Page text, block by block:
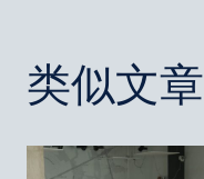
航
类似文章